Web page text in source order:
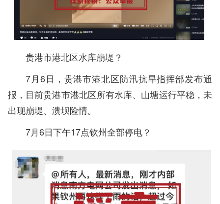
贵港市港北区水库崩堤？
7月6日，贵港市港北区防汛抗旱指挥部发布通
报，目前贵港市港北区所有水库、山塘运行平稳，未
出现崩堤、溃坝险情。
7月6日下午17点钦州全部停电？